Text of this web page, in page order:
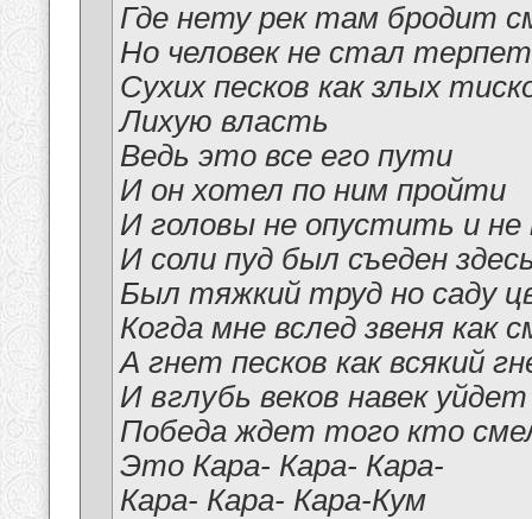
Где нету рек там бродит
Но человек не стал
Сухих песков как злых
Лихую власть
Ведь это все его пути
И он хотел по ним пройти
И головы не опустить и не
И соли пуд был съеден
Был тяжкий труд но саду
Когда мне вслед звеня как
А гнет песков как всякий
И вглубь веков навек уйдет
Победа ждет того кто
Это Кара- Кара- Кара-
Кара- Кара- Кара-Кум